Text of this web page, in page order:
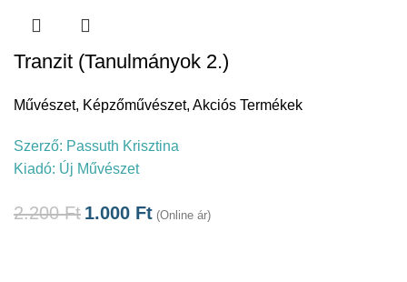
Tranzit (Tanulmányok 2.)
Művészet, Képzőművészet, Akciós Termékek
Szerző: Passuth Krisztina
Kiadó: Új Művészet
2.200Ft 1.000 Ft (Online ár)